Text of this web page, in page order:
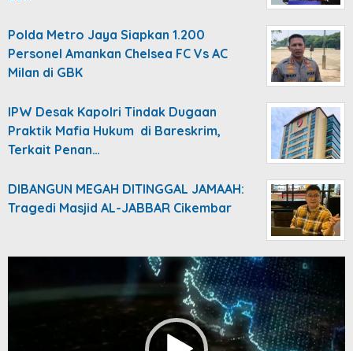
Polda Metro Jaya Siapkan 1.200
Personel Amankan Chelsea FC Vs AC
Milan di GBK
IPW Desak Kapolri Tindak Dugaan
Praktik Mafia Hukum di Bareskrim,
Terkait Penan…
DIBANGUN MEGAH DITINGGAL JAMAAH:
Tragedi Masjid AL-JABBAR Cikembar